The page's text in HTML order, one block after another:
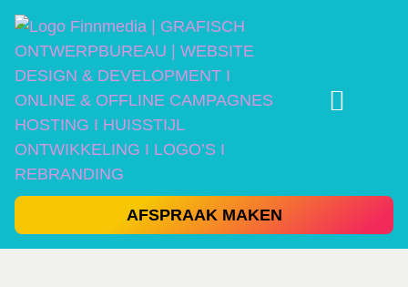
AFSPRAAK MAKEN